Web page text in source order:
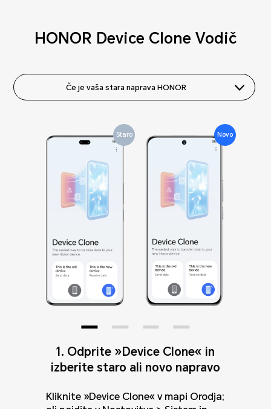
HONOR Device Clone Vodič
Če je vaša stara naprava HONOR
Staro Novo
Staro Novo
Staro Novo
Staro Novo
1. Odprite »Device Clone« in
izberite staro ali novo napravo
Kliknite »Device Clone« v mapi Orodja;
Novo Novo
Staro Novo
Staro Novo
Staro Novo
1. Na novi napravi odprite
»Device Clone« in izberite vrsto
Novo Novo
Novo Staro
Staro Novo
Staro Novo
1. Na novi napravi odprite
»Device Clone« in izberite vrsto
Novo Novo
Novo Staro
Staro Novo
Staro Novo
1. Na novi napravi odprite
»Device Clone« in izberite vrsto